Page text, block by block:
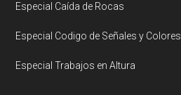
Especial Caída de Rocas
Especial Codigo de Señales y Colores
Especial Trabajos en Altura